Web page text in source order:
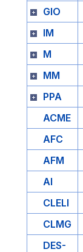
GIO
IM
M
MM
PPA
ACME
AFC
AFM
AI
CLELI
CLMG
DES-